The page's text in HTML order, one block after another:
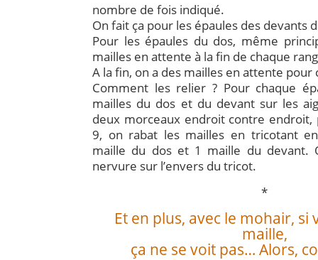
nombre de fois indiqué.
On fait ça pour les épaules des devants
Pour les épaules du dos, même
mailles en attente à la fin de chaque
A la fin, on a des mailles en attente pour
Comment les relier ? Pour chaque
mailles du dos et du devant sur les
deux morceaux endroit contre endroit,
9, on rabat les mailles en tricotant
maille du dos et 1 maille du devant.
nervure sur l’envers du tricot.
*
Et en plus, avec le mohair, si
maille,
ça ne se voit pas… Alors,